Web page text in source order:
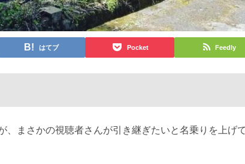
はてブ Pocket Feedly
、まさかの視聴者さんが引き継ぎたいと名乗りを上げ